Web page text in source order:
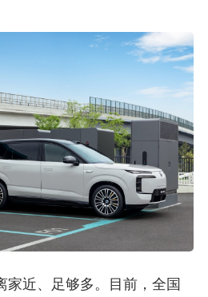
家近、足够多。目前，全国